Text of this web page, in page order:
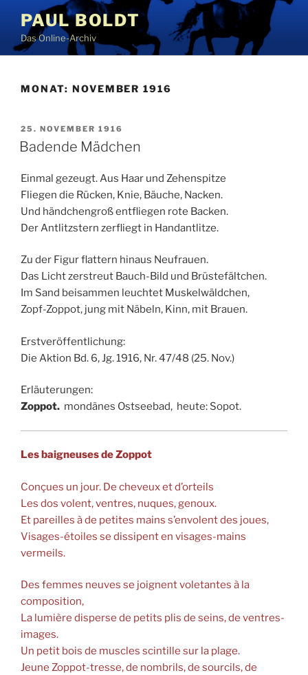
Inhalt
springen
PAUL BOLDT
Das Online-Archiv
MONAT: NOVEMBER 1916
VERÖFFENTLICHT
AM
25. NOVEMBER 1916
Badende Mädchen
Einmal gezeugt. Aus Haar und Zehenspitze
Fliegen die Rücken, Knie, Bäuche, Nacken.
Und händchengroß entfliegen rote Backen.
Der Antlitzstern zerfliegt in Handantlitze.
Zu der Figur flattern hinaus Neufrauen.
Das Licht zerstreut Bauch-Bild und Brüstefältchen.
Im Sand beisammen leuchtet Muskelwäldchen,
Zopf-Zoppot, jung mit Näbeln, Kinn, mit Brauen.
Erstveröffentlichung:
Die Aktion Bd. 6, Jg. 1916, Nr. 47/48 (25. Nov.)
Erläuterungen:
Zoppot. mondänes Ostseebad, heute: Sopot.
Les baigneuses de Zoppot
Conçues un jour. De cheveux et d’orteils
Les dos volent, ventres, nuques, genoux.
Et pareilles à de petites mains s’envolent des joues,
Visages-étoiles se dissipent en visages-mains
vermeils.
Des femmes neuves se joignent voletantes à la
composition,
La lumière disperse de petits plis de seins, de ventres-
images.
Un petit bois de muscles scintille sur la plage.
Jeune Zoppot-tresse, de nombrils, de sourcils, de